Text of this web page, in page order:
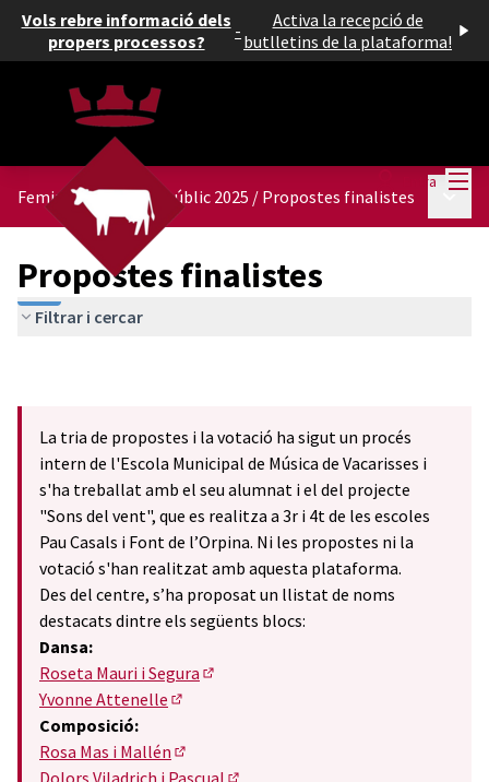
Vols rebre informació dels
propers processos?
-
Activa la recepció de
butlletins de la plataforma!
Entra
Feminitzem l'espai públic 2025 / Propostes finalistes
Propostes finalistes
Filtrar i cercar
La tria de propostes i la votació ha sigut un procés
intern de l'Escola Municipal de Música de Vacarisses i
s'ha treballat amb el seu alumnat i el del projecte
"Sons del vent", que es realitza a 3r i 4t de les escoles
Pau Casals i Font de l’Orpina. Ni les propostes ni la
votació s'han realitzat amb aquesta plataforma.
Des del centre, s’ha proposat un llistat de noms
destacats dintre els següents blocs:
Dansa:
Roseta Mauri i Segura
Yvonne Attenelle
Composició:
Rosa Mas i Mallén
(Obrir en una pestanya nova)
Dolors Viladrich i Pascual